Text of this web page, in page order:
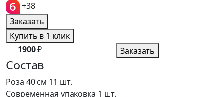
+38
Заказать
Купить в 1 клик
1900₽ Заказать
Состав
Роза 40 см 11 шт.
Современная упаковка 1 шт.